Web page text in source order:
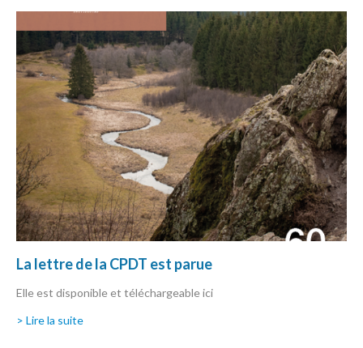
La lettre de la CPDT est parue
Elle est disponible et téléchargeable ici
> Lire la suite